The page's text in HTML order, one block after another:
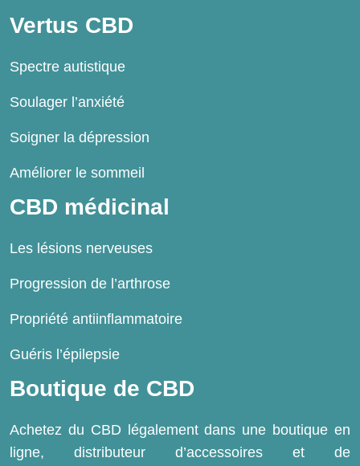
Vertus CBD
Spectre autistique
Soulager l’anxiété
Soigner la dépression
Améliorer le sommeil
CBD médicinal
Les lésions nerveuses
Progression de l’arthrose
Propriété antiinflammatoire
Guéris l’épilepsie
Boutique de CBD
Achetez du CBD légalement dans une boutique en
ligne, distributeur d’accessoires et de